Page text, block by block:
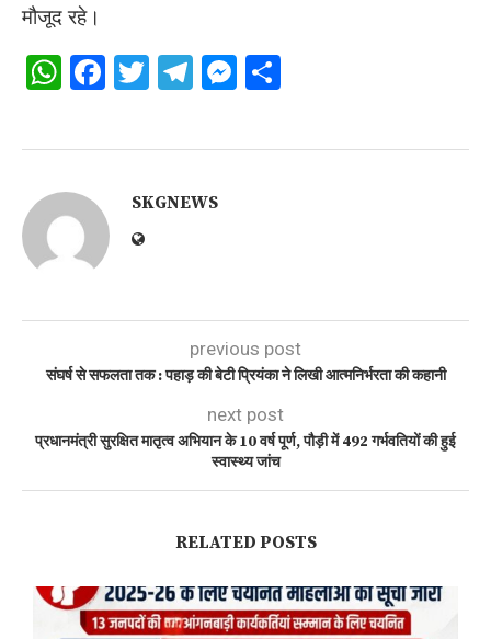
मौजूद रहे।
WhatsApp
Facebook
Twitter
Telegram
Messenger
SKGNEWS
previous post
संघर्ष से सफलता तक : पहाड़ की बेटी प्रियंका ने लिखी आत्मनिर्भरता की कहानी
next post
प्रधानमंत्री सुरक्षित मातृत्व अभियान के 10 वर्ष पूर्ण, पौड़ी में 492 गर्भवतियों की हुई
स्वास्थ्य जांच
RELATED POSTS